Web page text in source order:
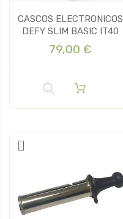
CASCOS ELECTRONICOS
DEFY SLIM BASIC IT40
79,00 €